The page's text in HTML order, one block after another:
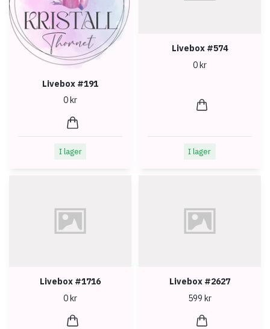
Livebox #191
0 kr
I lager
Livebox #574
0 kr
I lager
Livebox #1716
0 kr
Livebox #2627
599 kr